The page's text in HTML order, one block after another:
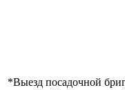
*Выезд посадочной